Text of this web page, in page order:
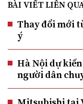
BÀI VIẾT LIÊN
Thay đổi mới
ý
Hà Nội dự
người dân